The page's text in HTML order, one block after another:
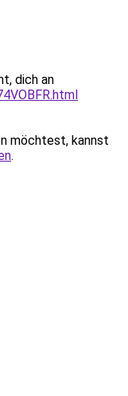
dich an
möchtest, kannst
.